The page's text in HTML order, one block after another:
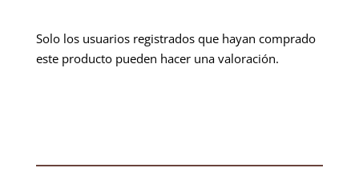
Solo los usuarios registrados que hayan comprado
este producto pueden hacer una valoración.